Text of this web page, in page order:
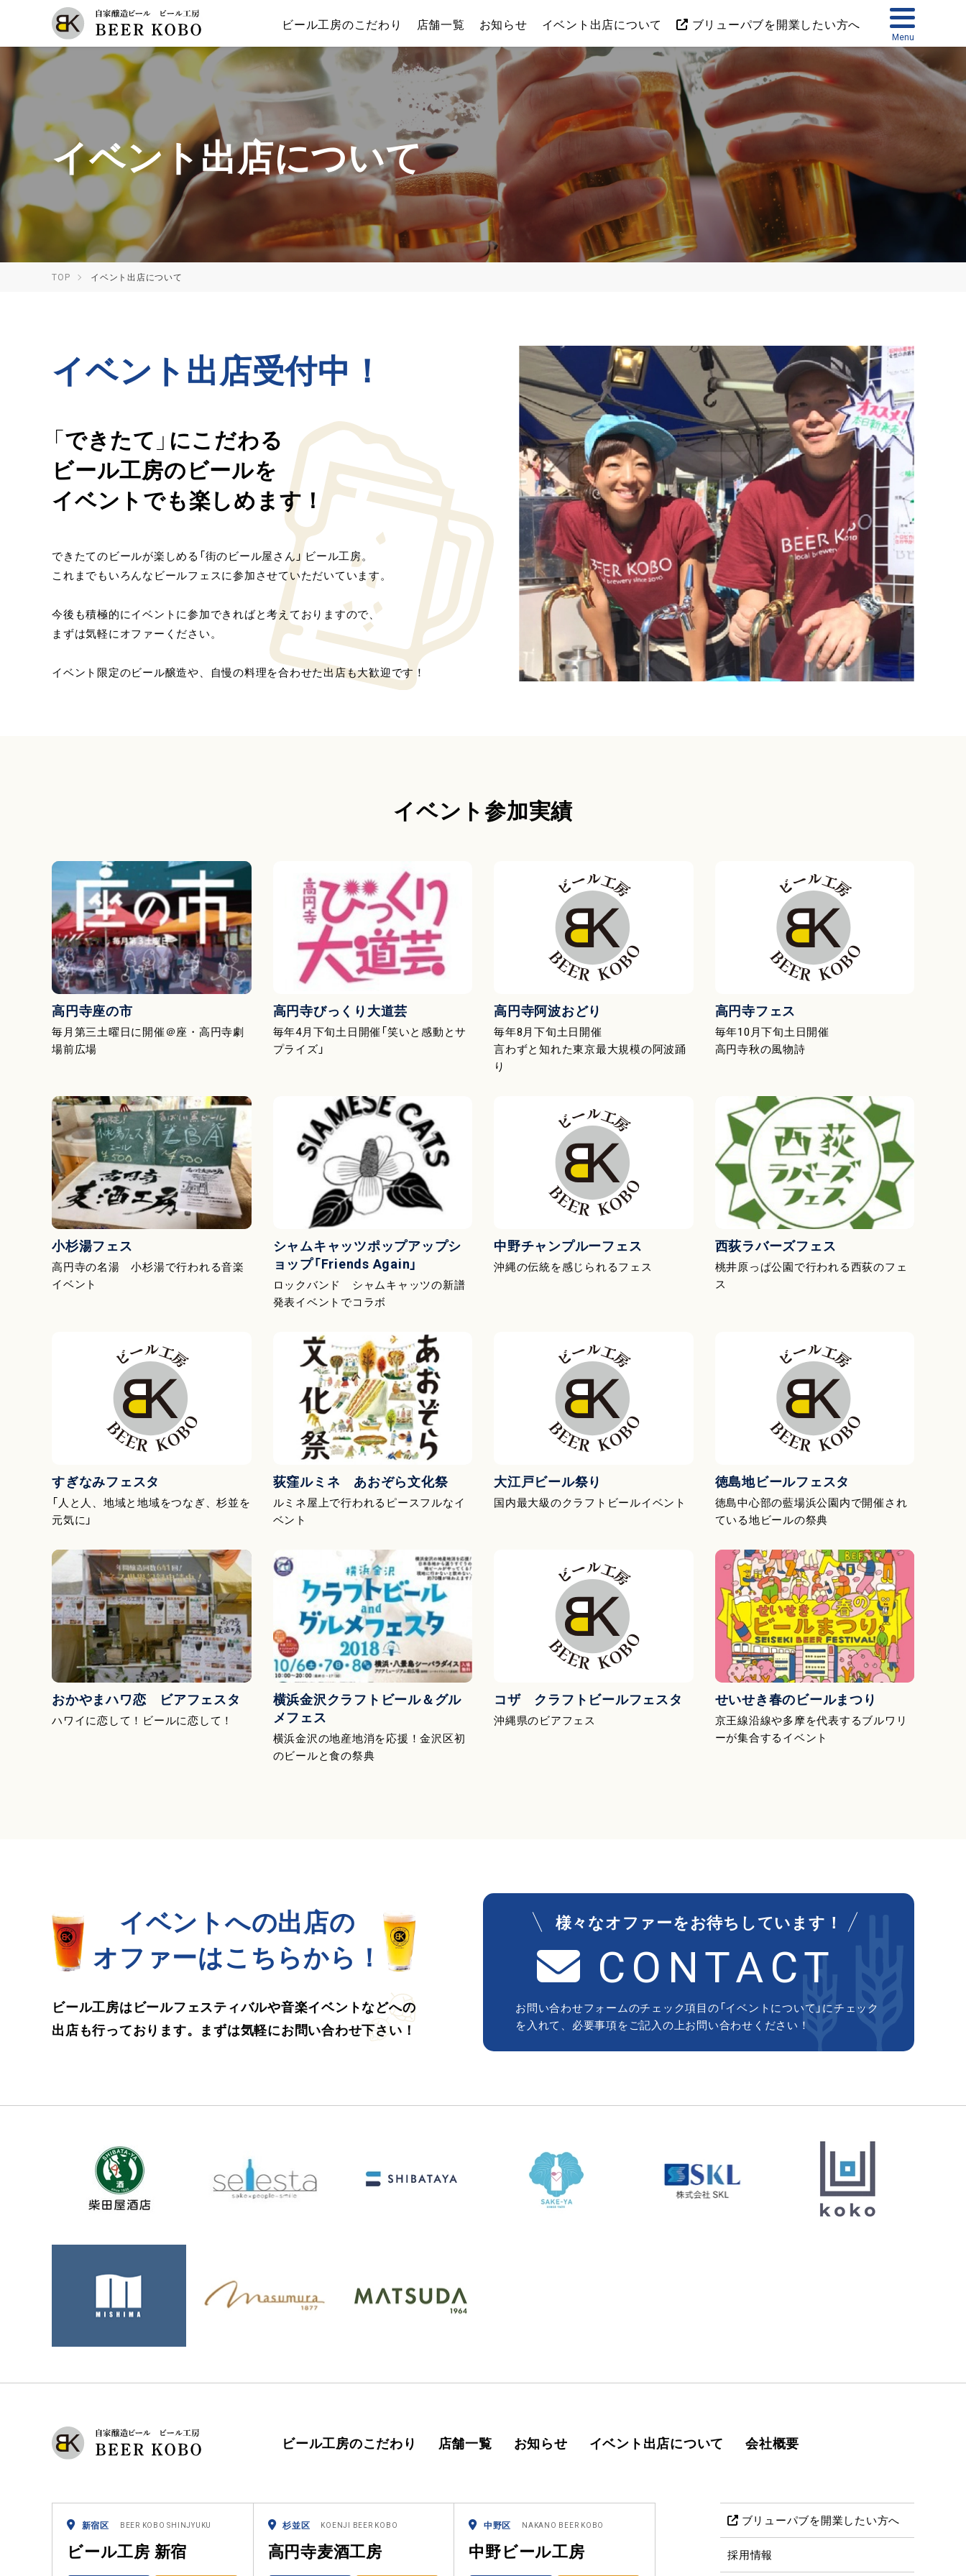
ビール工房のこだわり 店舗一覧 お知らせ イベント出店について ブリューパブを開業したい方へ
自家醸造ビール ビール工房
イベント出店について
TOP イベント出店について
イベント出店受付中！
「できたて」にこだわる
ビール工房のビールを
イベントでも楽しめます！
できたてのビールが楽しめる「街のビール屋さん」 ビール工房。
これまでもいろんなビールフェスに参加させていただいています。
今後も積極的にイベントに参加できればと考えておりますので、
まずは気軽にオファーください。
イベント限定のビール醸造や、自慢の料理を合わせた出店も大歓迎です！
イベント参加実績
高円寺座の市
毎月第三土曜日に開催＠座・高円寺劇
場前広場
高円寺びっくり大道芸
毎年4月下旬土日開催「笑いと感動とサ
プライズ」
高円寺阿波おどり
毎年8月下旬土日開催
言わずと知れた東京最大規模の阿波踊
り
高円寺フェス
毎年10月下旬土日開催
高円寺秋の風物詩
小杉湯フェス
高円寺の名湯 小杉湯で行われる音楽
イベント
シャムキャッツポップアップシ
ョップ「Friends Again」
ロックバンド シャムキャッツの新譜
発表イベントでコラボ
中野チャンプルーフェス
沖縄の伝統を感じられるフェス
西荻ラバーズフェス
桃井原っぱ公園で行われる西荻のフェ
ス
すぎなみフェスタ
「人と人、地域と地域をつなぎ、杉並を
元気に」
荻窪ルミネ あおぞら文化祭
ルミネ屋上で行われるピースフルなイ
ベント
大江戸ビール祭り
国内最大級のクラフトビールイベント
徳島地ビールフェスタ
徳島中心部の藍場浜公園内で開催され
ている地ビールの祭典
おかやまハワ恋 ビアフェスタ
ハワイに恋して！ビールに恋して！
横浜金沢クラフトビール＆グル
メフェス
横浜金沢の地産地消を応援！金沢区初
のビールと食の祭典
コザ クラフトビールフェスタ
沖縄県のビアフェス
せいせき春のビールまつり
京王線沿線や多摩を代表するブルワリ
ーが集合するイベント
イベントへの出店の
オファーはこちらから！
ビール工房はビールフェスティバルや音楽イベントなどへの
出店も行っております。 まずは気軽にお問い合わせ下さい！
様々なオファーをお待ちしています！
CONTACT
お問い合わせフォームのチェック項目の「イベントについて」にチェック
を入れて、必要事項をご記入の上お問い合わせください！
ビール工房のこだわり 店舗一覧 お知らせ イベント出店について 会社概要
新宿区 BEER KOBO SHINJYUKU
ビール工房 新宿
杉並区 KOENJI BEER KOBO
高円寺麦酒工房
中野区 NAKANO BEER KOBO
中野ビール工房
ブリューパブを開業したい方へ
採用情報